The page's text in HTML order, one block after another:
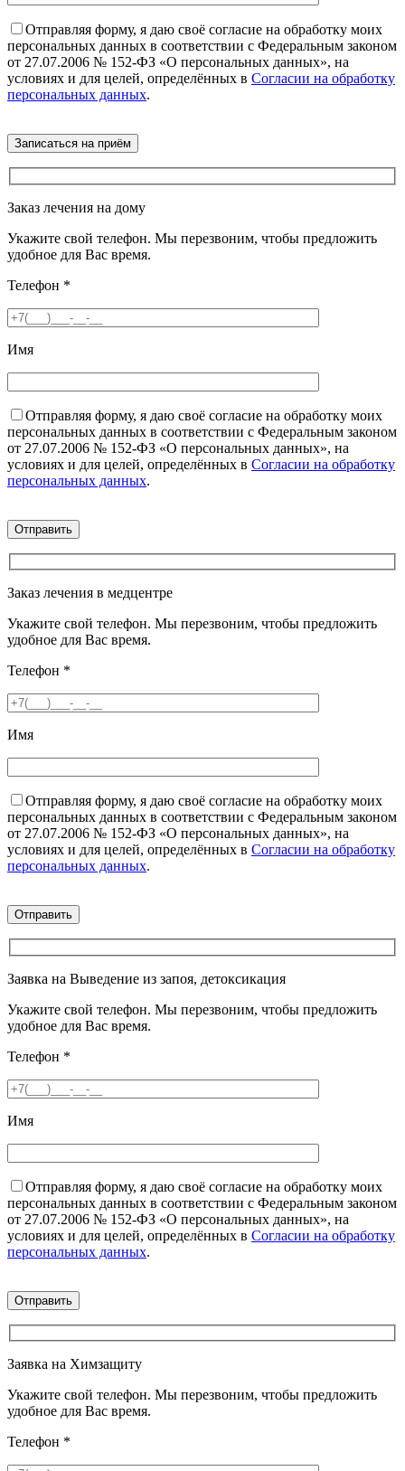
Отправляя форму, я даю своё согласие на обработку моих
персональных данных в соответствии с Федеральным законом
от 27.07.2006 № 152-ФЗ «О персональных данных», на
условиях и для целей, определённых в Согласии на обработку
персональных данных.
Заказ лечения на дому
Укажите свой телефон. Мы перезвоним, чтобы предложить
удобное для Вас время.
Телефон *
Имя
Отправляя форму, я даю своё согласие на обработку моих
персональных данных в соответствии с Федеральным законом
от 27.07.2006 № 152-ФЗ «О персональных данных», на
условиях и для целей, определённых в Согласии на обработку
персональных данных.
Заказ лечения в медцентре
Укажите свой телефон. Мы перезвоним, чтобы предложить
удобное для Вас время.
Телефон *
Имя
Отправляя форму, я даю своё согласие на обработку моих
персональных данных в соответствии с Федеральным законом
от 27.07.2006 № 152-ФЗ «О персональных данных», на
условиях и для целей, определённых в Согласии на обработку
персональных данных.
Заявка на Выведение из запоя, детоксикация
Укажите свой телефон. Мы перезвоним, чтобы предложить
удобное для Вас время.
Телефон *
Имя
Отправляя форму, я даю своё согласие на обработку моих
персональных данных в соответствии с Федеральным законом
от 27.07.2006 № 152-ФЗ «О персональных данных», на
условиях и для целей, определённых в Согласии на обработку
персональных данных.
Заявка на Химзащиту
Укажите свой телефон. Мы перезвоним, чтобы предложить
удобное для Вас время.
Телефон *